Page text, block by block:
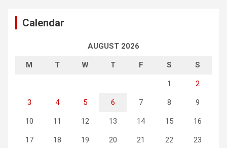
Calendar
AUGUST 2026
M T W T F S S
1 2
3 4 5 6 7 8 9
10 11 12 13 14 15 16
17 18 19 20 21 22 23